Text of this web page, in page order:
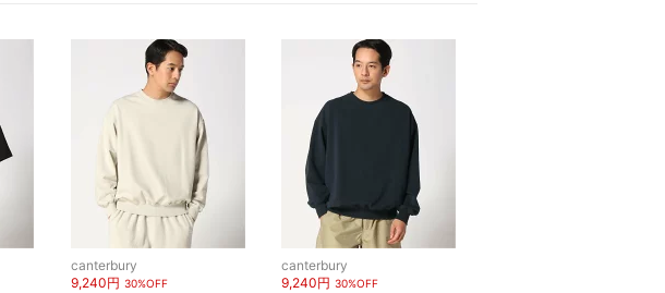
canterbury
9,240円 30%OFF
canterbury
9,240円 30%OFF